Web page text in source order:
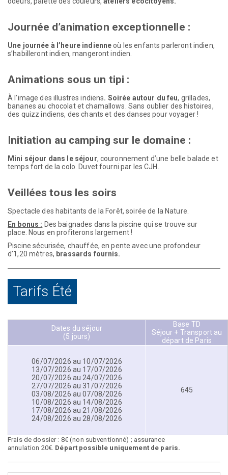
Journée d’animation exceptionnelle :
Une journée à l’heure indienneoù les enfants parleront indien,
s’habilleront indien, mangeront indien.
Animations sous un tipi :
À l’image des illustres indiens. Soirée autour du feu, grillades,
bananes au chocolat et chamallows. Sans oublier des histoires,
des quizz indiens, des chants et des danses pour voyager !
Initiation au camping sur le domaine :
Mini séjour dans le séjour, couronnement d’une belle balade et
temps fort de la colo. Duvet fourni par les CJH.
Veillées tous les soirs
Spectacle des habitants de la Forêt, soirée de la Nature.
En bonus : Des baignades dans la piscine qui se trouve sur
place. Nous en profiterons largement !
Piscine sécurisée, chauffée, en pente avec une profondeur
d’1,20 mètres, brassards fournis.
Tarifs Été
Dates du séjour
(5 jours)
Base TD
Séjour + Transport au
départ de Paris
06/07/2026 au 10/07/2026
13/07/2026 au 17/07/2026
20/07/2026 au 24/07/2026
27/07/2026 au 31/07/2026
03/08/2026 au 07/08/2026
10/08/2026 au 14/08/2026
17/08/2026 au 21/08/2026
24/08/2026 au 28/08/2026
645
Frais de dossier : 8€ (non subventionné) ; assurance
annulation 20€. Départ possible uniquement de paris.